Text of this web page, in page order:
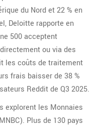
du Nord et 22 % en
Deloitte rapporte en
500 acceptent
ou via des
les coûts de traitement
frais baisser de 38 %
Reddit de Q3 2025.
explorent les Monnaies
Plus de 130 pays